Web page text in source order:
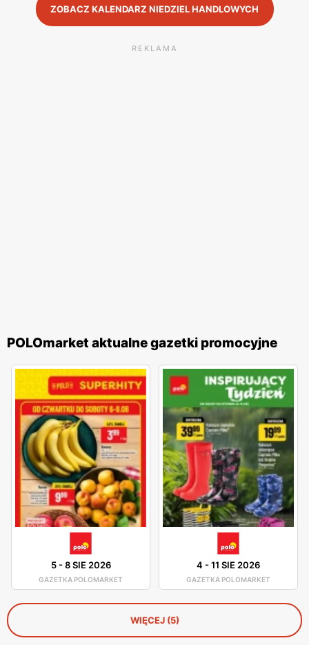
ZOBACZ KALENDARZ NIEDZIEL HANDLOWYCH
REKLAMA
POLOmarket aktualne gazetki promocyjne
5-8 SIE 2026
GAZETKA POLOMARKET
4 -11 SIE 2026
GAZETKA POLOMARKET
WIĘCEJ (5)